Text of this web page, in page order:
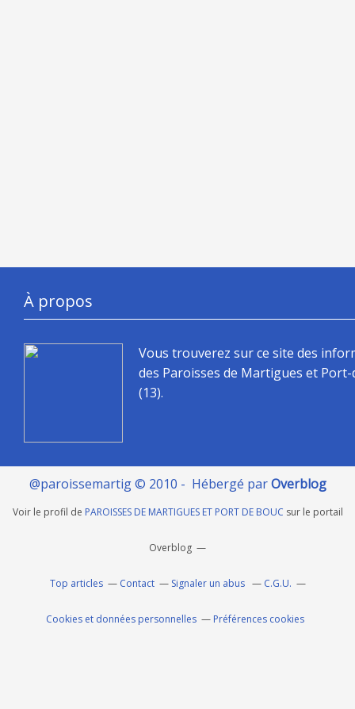
À propos
Vous trouverez sur ce site des
des Paroisses de Martigues et
(13).
@paroissemartig © 2010 - Hébergé parOverblog
Voir le profil de PAROISSES DE MARTIGUES ET PORT DE BOUC sur le portail
Overblog
Top articles Contact Signaler un abus C.G.U.
Cookies et données personnelles Préférences cookies